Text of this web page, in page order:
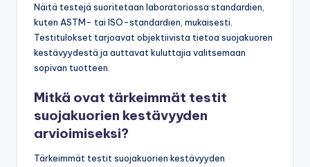
Näitä testejä suoritetaan laboratoriossa standardien,
kuten ASTM- tai ISO-standardien, mukaisesti.
Testitulokset tarjoavat objektiivista tietoa suojakuoren
kestävyydestä ja auttavat kuluttajia valitsemaan
sopivan tuotteen.
Mitkä ovat tärkeimmät testit
suojakuorien kestävyyden
arvioimiseksi?
Tärkeimmät testit suojakuorien kestävyyden